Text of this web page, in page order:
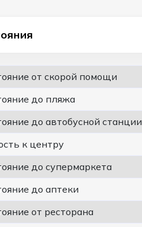
от скорой помощи
до пляжа
до автобусной станции
к центру
до супермаркета
до аптеки
от ресторана